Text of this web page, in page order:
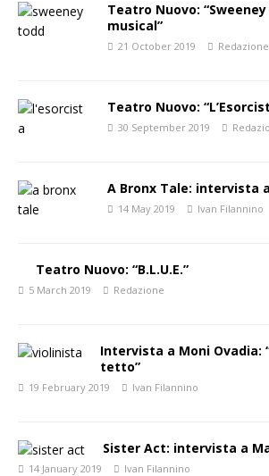
Teatro Nuovo:
musical”
21 October 2019 Redazione
Teatro Nuovo:
30 September 2019
A Bronx Tale: intervista
14 May 2019 Ivan Filannino
Teatro Nuovo: “B.L.U.E.”
5 March 2019 Redazione
Intervista a Moni Ovadia:
tetto”
19 February 2019 Ivan Filannino
Sister Act: intervista a
14 January 2019 Ivan Filannino